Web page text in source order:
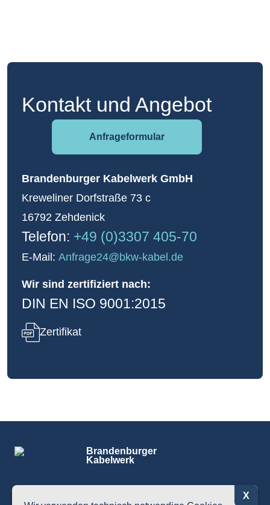
Brandenburger Kabelwerk GmbH
Kreweliner Dorfstraße 73 c
16792 Zehdenick
Telefon: +49 (0)3307 405-70
E-Mail: Anfrage24@bkw-kabel.de
Kontakt und Angebot
Anfrageformular
Wir sind zertifiziert nach:
DIN EN ISO 9001:2015
Zertifikat
Brandenburger
Kabelwerk
X